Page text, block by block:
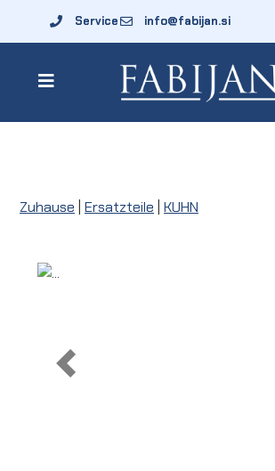
Service info@fabijan.si
Zuhause Ersatzteile KUHN